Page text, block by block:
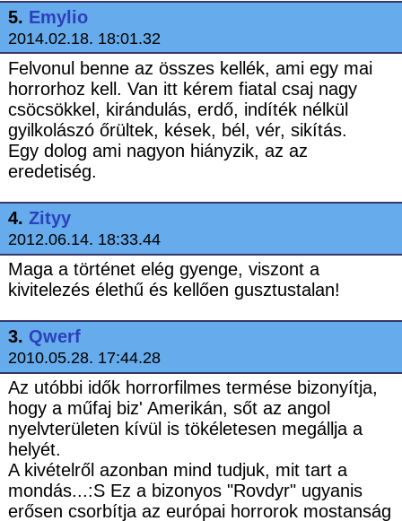
5. Emylio
2014.02.18. 18:01.32
Felvonul benne az összes kellék, ami egy mai
horrorhoz kell. Van itt kérem fiatal csaj nagy
csöcsökkel, kirándulás, erdő, indíték nélkül
gyilkolászó őrültek, kések, bél, vér, sikítás.
Egy dolog ami nagyon hiányzik, az az
eredetiség.
4. Zityy
2012.06.14. 18:33.44
Maga a történet elég gyenge, viszont a
kivitelezés élethű és kellően gusztustalan!
3. Qwerf
2010.05.28. 17:44.28
Az utóbbi idők horrorfilmes termése bizonyítja,
hogy a műfaj biz' Amerikán, sőt az angol
nyelvterületen kívül is tökéletesen megállja a
helyét.
A kivételről azonban mind tudjuk, mit tart a
mondás...:S Ez a bizonyos "Rovdyr" ugyanis
erősen csorbítja az európai horrorok mostanság